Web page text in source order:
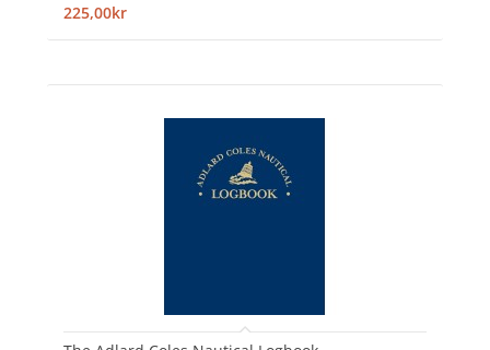
225,00kr